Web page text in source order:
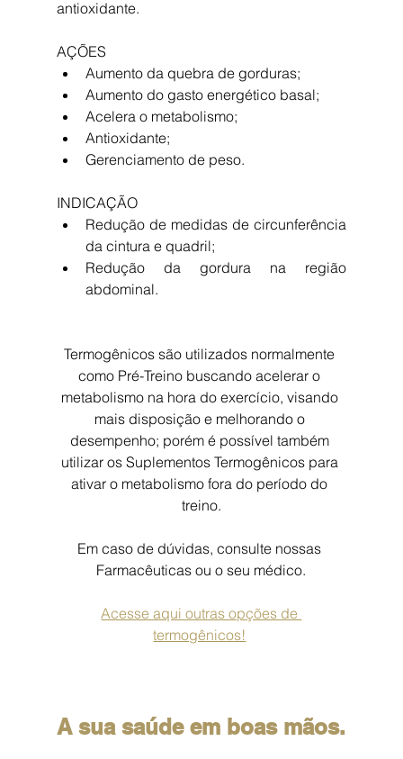
antioxidante.
AÇÕES
Aumento da quebra de gorduras;
Aumento do gasto energético basal;
Acelera o metabolismo;
Antioxidante;
Gerenciamento de peso.
INDICAÇÃO
Redução de medidas de circunferência
da cintura e quadril;
Redução da gordura na região
abdominal.
Termogênicos são utilizados normalmente
como Pré-Treino buscando acelerar o
metabolismo na hora do exercício, visando
mais disposição e melhorando o
desempenho; porém é possível também
utilizar os Suplementos Termogênicos para
ativar o metabolismo fora do período do
treino.
Em caso de dúvidas, consulte nossas
Farmacêuticas ou o seu médico.
Acesse aqui outras opções de
termogênicos!
A sua saúde em boas mãos.